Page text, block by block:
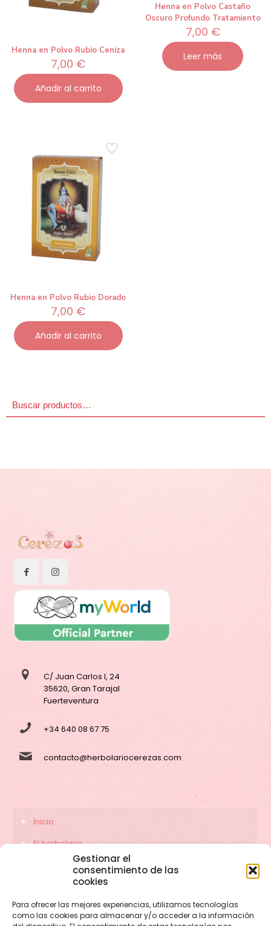
Gestionar el
consentimiento de las
cookies
Para ofrecer las mejores experiencias, utilizamos tecnologías
como las cookies para almacenar y/o acceder a la información
Henna en Polvo Rubio Ceniza
7,00 €
Añadir al carrito
Henna en Polvo Castaño
Oscuro Profundo Tratamiento
7,00 €
Leer más
Henna en Polvo Rubio Dorado
7,00 €
Añadir al carrito
C/ Juan Carlos I, 24
35620, Gran Tarajal
Fuerteventura
+34 640 08 67 75
contacto@herbolariocerezas.com
Inicio
El herbolario